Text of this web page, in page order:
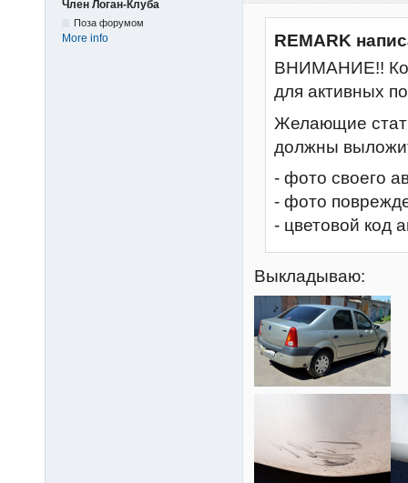
Член Логан-Клуба
Поза форумом
More info
REMARK
ВНИМАНИЕ!!
для активных
Желающие
должны
- фото своего
- фото
- цветовой код
Выкладываю: